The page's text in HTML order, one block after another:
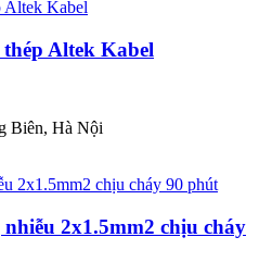
Altek Kabel
Biên, Hà Nội
2x1.5mm2 chịu cháy